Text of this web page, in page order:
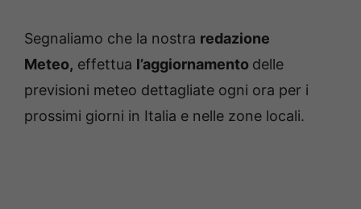
Segnaliamo che la nostra redazione
Meteo, effettua l’aggiornamento delle
previsioni meteo dettagliate ogni ora per i
prossimi giorni in Italia e nelle zone locali.